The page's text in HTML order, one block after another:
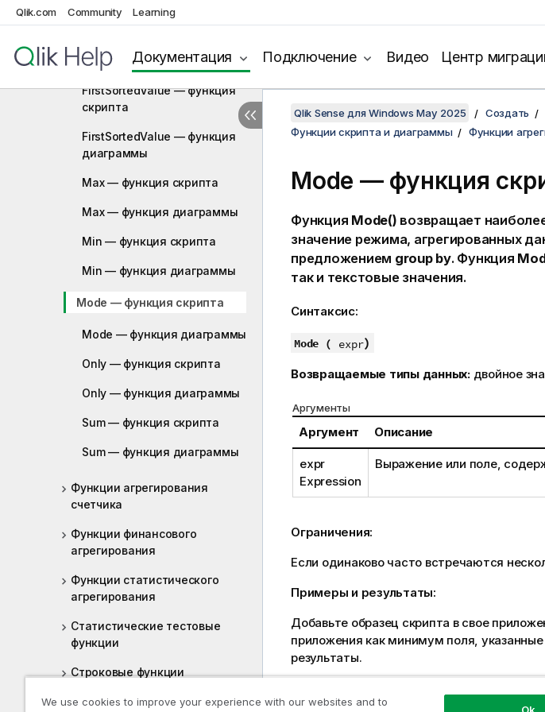
Qlik.com Community Learning
Документация Подключение Видео Центр
Функции агрегирования
Базовые функции
агрегирования
FirstSortedValue — функция
скрипта
FirstSortedValue — функция
диаграммы
Max — функция скрипта
Max — функция диаграммы
Min — функция скрипта
Min — функция диаграммы
Mode — функция скрипта
Mode — функция диаграммы
Only — функция скрипта
Only — функция диаграммы
Sum — функция скрипта
Sum — функция диаграммы
Функции агрегирования
счетчика
Функции финансового
агрегирования
Функции статистического
агрегирования
Статистические тестовые
функции
Строковые функции
Qlik Sense для Windows May 2025 Создать
Функции скрипта и диаграммы
Функции
Mode — функция
Функция Mode() возвращает
значение режима, агрегированных
предложением group by. Функция
так и текстовые значения.
Синтаксис:
Mode ( expr)
Возвращаемые типы данных: двойное
Аргументы
Аргумент Описание
expr
Expression
Выражение или поле,
Ограничения:
Если одинаково часто встречаются
Примеры и результаты:
Добавьте образец скрипта в свое
приложения как минимум поля,
результаты.
Чтобы столбец с результатами
панели свойств в разделе «Сортировка»
We use cookies to improve your experience with our websites and to